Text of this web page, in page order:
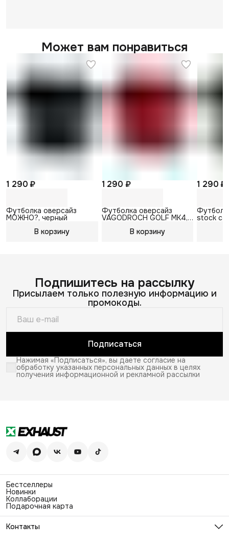
Может вам понравиться
1 290 ₽
Футболка оверсайз
МОЖНО?, черный
В корзину
1 290 ₽
Футболка оверсайз
VAGODROCH GOLF MK4,
В корзину
1 290 ₽
stock
Подпишитесь на рассылку
Присылаем только полезную информацию и
промокоды.
Подписаться
Нажимая «Подписаться», вы даете согласие на
обработку указанных персональных данных в целях
получения информационной и рекламной рассылки
Бестселлеры
Новинки
Коллаборации
Подарочная карта
Контакты